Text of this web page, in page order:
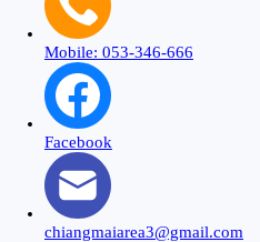
Mobile: 053-346-666
Facebook
chiangmaiarea3@gmail.com